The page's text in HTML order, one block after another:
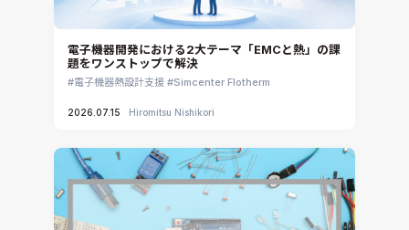
Simcenter 3D Acoustics
Rocky
CATIA V5 Analysis
Ansys EnSight
DEP MeshWorks
ennovaCFD
MpCCI
電子機器開発における2大テーマ「EMCと熱」の課
題をワンストップで解決
電子機器熱設計支援 Simcenter Flotherm
2026.07.15 Hiromitsu Nishikori